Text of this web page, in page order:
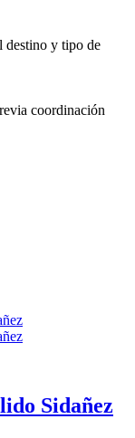
destino y tipo de
coordinación
Sidañez